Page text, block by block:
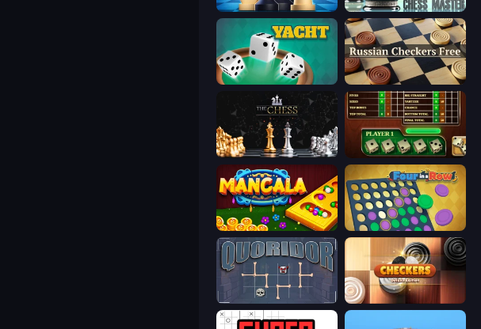
Chess Online Multiplayer Chess Master
Yacht Russian Checkers Free
The Chess Yahtzee Online
Mancala Online Four in a Row
Quoridor Online